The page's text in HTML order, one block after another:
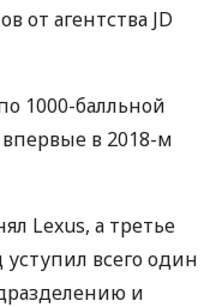
от агентства JD
1000-балльной
в 2018-м
Lexus, а третье
всего один
и